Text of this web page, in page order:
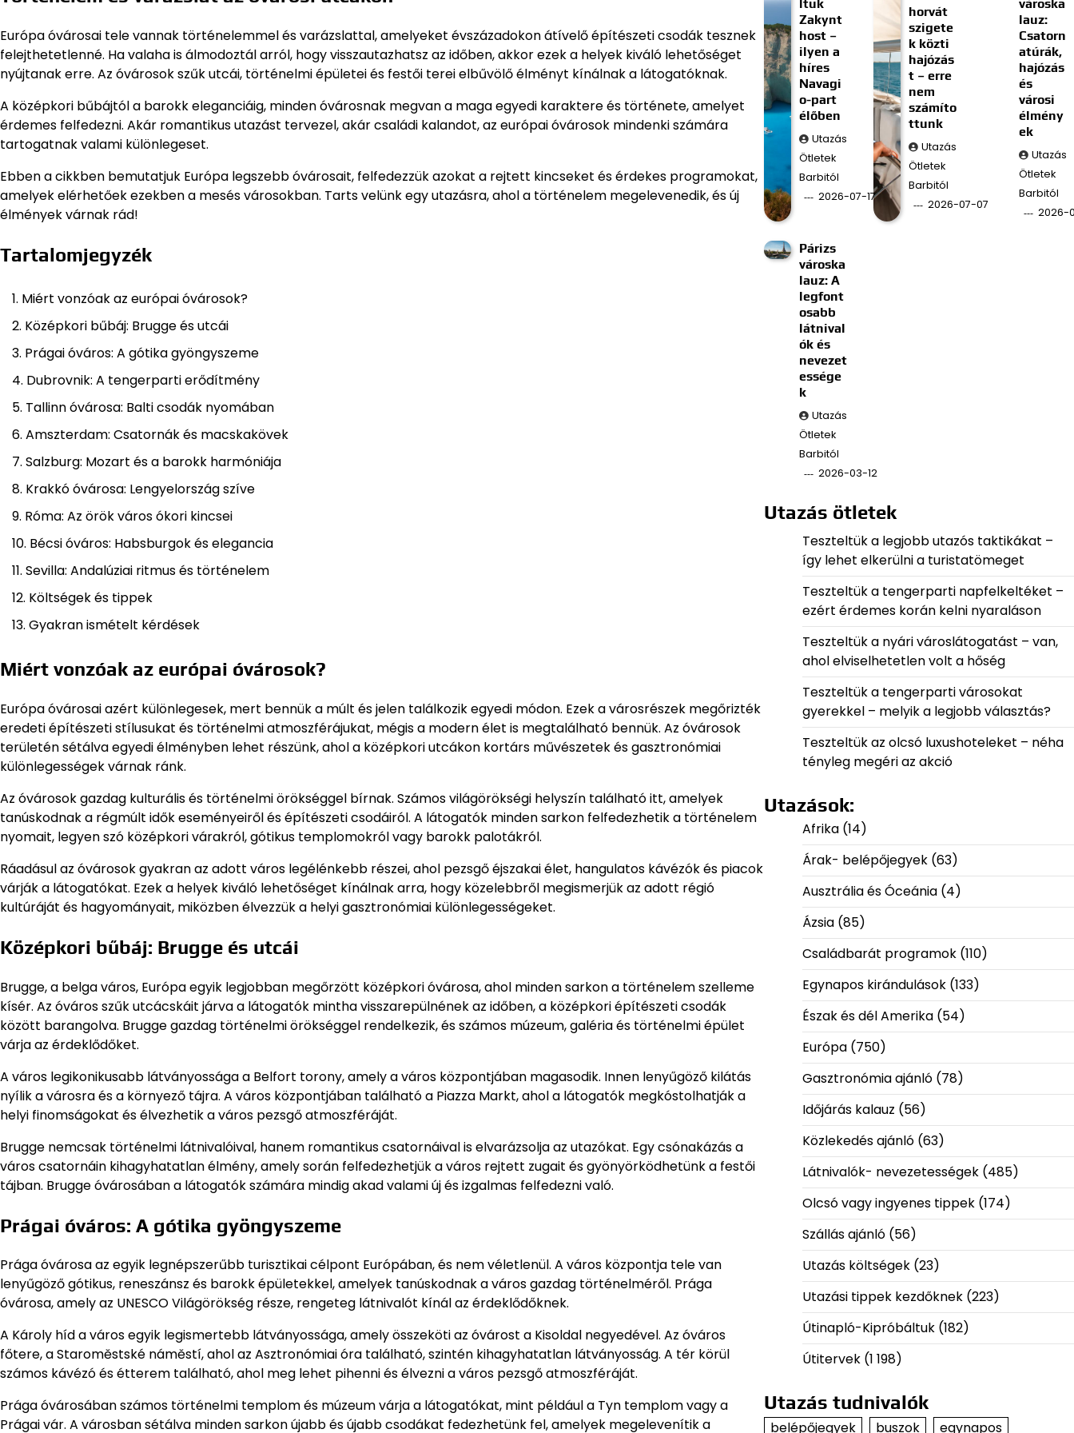
Európa óvárosai tele vannak történelemmel és varázslattal, amelyeket évszázadokon átívelő építészeti csodák tesznek
felejthetetlenné. Ha valaha is álmodoztál arról, hogy visszautazhatsz az időben, akkor ezek a helyek kiváló lehetőséget
nyújtanak erre. Az óvárosok szűk utcái, történelmi épületei és festői terei elbűvölő élményt kínálnak a látogatóknak.
A középkori bűbájtól a barokk eleganciáig, minden óvárosnak megvan a maga egyedi karaktere és története, amelyet
érdemes felfedezni. Akár romantikus utazást tervezel, akár családi kalandot, az európai óvárosok mindenki számára
tartogatnak valami különlegeset.
Ebben a cikkben bemutatjuk Európa legszebb óvárosait, felfedezzük azokat a rejtett kincseket és érdekes programokat,
amelyek elérhetőek ezekben a mesés városokban. Tarts velünk egy utazásra, ahol a történelem megelevenedik, és új
élmények várnak rád!
Tartalomjegyzék
Miért vonzóak az európai óvárosok?
Középkori bűbáj: Brugge és utcái
Prágai óváros: A gótika gyöngyszeme
Dubrovnik: A tengerparti erődítmény
Tallinn óvárosa: Balti csodák nyomában
Amszterdam: Csatornák és macskakövek
Salzburg: Mozart és a barokk harmóniája
Krakkó óvárosa: Lengyelország szíve
Róma: Az örök város ókori kincsei
Bécsi óváros: Habsburgok és elegancia
Sevilla: Andalúziai ritmus és történelem
Költségek és tippek
Gyakran ismételt kérdések
Miért vonzóak az európai óvárosok?
Európa óvárosai azért különlegesek, mert bennük a múlt és jelen találkozik egyedi módon. Ezek a városrészek megőrizték
eredeti építészeti stílusukat és történelmi atmoszférájukat, mégis a modern élet is megtalálható bennük. Az óvárosok
területén sétálva egyedi élményben lehet részünk, ahol a középkori utcákon kortárs művészetek és gasztronómiai
különlegességek várnak ránk.
Az óvárosok gazdag kulturális és történelmi örökséggel bírnak. Számos világörökségi helyszín található itt, amelyek
tanúskodnak a régmúlt idők eseményeiről és építészeti csodáiról. A látogatók minden sarkon felfedezhetik a történelem
nyomait, legyen szó középkori várakról, gótikus templomokról vagy barokk palotákról.
Ráadásul az óvárosok gyakran az adott város legélénkebb részei, ahol pezsgő éjszakai élet, hangulatos kávézók és piacok
várják a látogatókat. Ezek a helyek kiváló lehetőséget kínálnak arra, hogy közelebbről megismerjük az adott régió
kultúráját és hagyományait, miközben élvezzük a helyi gasztronómiai különlegességeket.
Középkori bűbáj: Brugge és utcái
Brugge, a belga város, Európa egyik legjobban megőrzött középkori óvárosa, ahol minden sarkon a történelem szelleme
kísér. Az óváros szűk utcácskáit járva a látogatók mintha visszarepülnének az időben, a középkori építészeti csodák
között barangolva. Brugge gazdag történelmi örökséggel rendelkezik, és számos múzeum, galéria és történelmi épület
várja az érdeklődőket.
A város legikonikusabb látványossága a Belfort torony, amely a város központjában magasodik. Innen lenyűgöző kilátás
nyílik a városra és a környező tájra. A város központjában található a Piazza Markt, ahol a látogatók megkóstolhatják a
helyi finomságokat és élvezhetik a város pezsgő atmoszféráját.
Brugge nemcsak történelmi látnivalóival, hanem romantikus csatornáival is elvarázsolja az utazókat. Egy csónakázás a
város csatornáin kihagyhatatlan élmény, amely során felfedezhetjük a város rejtett zugait és gyönyörködhetünk a festői
tájban. Brugge óvárosában a látogatók számára mindig akad valami új és izgalmas felfedezni való.
Prágai óváros: A gótika gyöngyszeme
Prága óvárosa az egyik legnépszerűbb turisztikai célpont Európában, és nem véletlenül. A város központja tele van
lenyűgöző gótikus, reneszánsz és barokk épületekkel, amelyek tanúskodnak a város gazdag történelméről. Prága
óvárosa, amely az UNESCO Világörökség része, rengeteg látnivalót kínál az érdeklődőknek.
A Károly híd a város egyik legismertebb látványossága, amely összeköti az óvárost a Kisoldal negyedével. Az óváros
főtere, a Staroměstské náměstí, ahol az Asztronómiai óra található, szintén kihagyhatatlan látványosság. A tér körül
számos kávézó és étterem található, ahol meg lehet pihenni és élvezni a város pezsgő atmoszféráját.
Prága óvárosában számos történelmi templom és múzeum várja a látogatókat, mint például a Tyn templom vagy a
Prágai vár. A városban sétálva minden sarkon újabb és újabb csodákat fedezhetünk fel, amelyek megelevenítik a
ltuk
Zakynt
host –
ilyen a
híres
Navagi
o-part
élőben
Utazás
Ötletek
Barbitól
2026-07-17
horvát
szigete
k közti
hajózás
t – erre
nem
számíto
ttunk
Utazás
Ötletek
Barbitól
2026-07-07
városka
lauz:
Csatorn
atúrák,
hajózás
és
városi
élmény
ek
Utazás
Ötletek
Barbitól
2026-
Párizs
városka
lauz: A
legfont
osabb
látnival
ók és
nevezet
essége
k
Utazás
Ötletek
Barbitól
2026-03-12
Utazás ötletek
Teszteltük a legjobb utazós taktikákat –
így lehet elkerülni a turistatömeget
Teszteltük a tengerparti napfelkeltéket –
ezért érdemes korán kelni nyaraláson
Teszteltük a nyári városlátogatást – van,
ahol elviselhetetlen volt a hőség
Teszteltük a tengerparti városokat
gyerekkel – melyik a legjobb választás?
Teszteltük az olcsó luxushoteleket – néha
tényleg megéri az akció
Utazások:
Afrika(14)
Árak- belépőjegyek(63)
Ausztrália és Óceánia(4)
Ázsia(85)
Családbarát programok(110)
Egynapos kirándulások(133)
Észak és dél Amerika(54)
Európa(750)
Gasztronómia ajánló(78)
Időjárás kalauz (56)
Közlekedés ajánló(63)
Látnivalók- nevezetességek(485)
Olcsó vagy ingyenes tippek(174)
Szállás ajánló(56)
Utazás költségek(23)
Utazási tippek kezdőknek(223)
Útinapló-Kipróbáltuk(182)
Útitervek(1 198)
Utazás tudnivalók
belépőjegyek buszok egynapos